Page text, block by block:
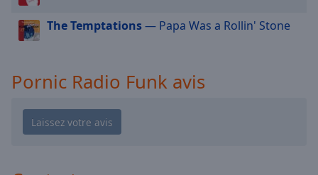
Color
Opacity
The Temptations— Papa Was a Rollin' Stone
Pornic Radio Funk avis